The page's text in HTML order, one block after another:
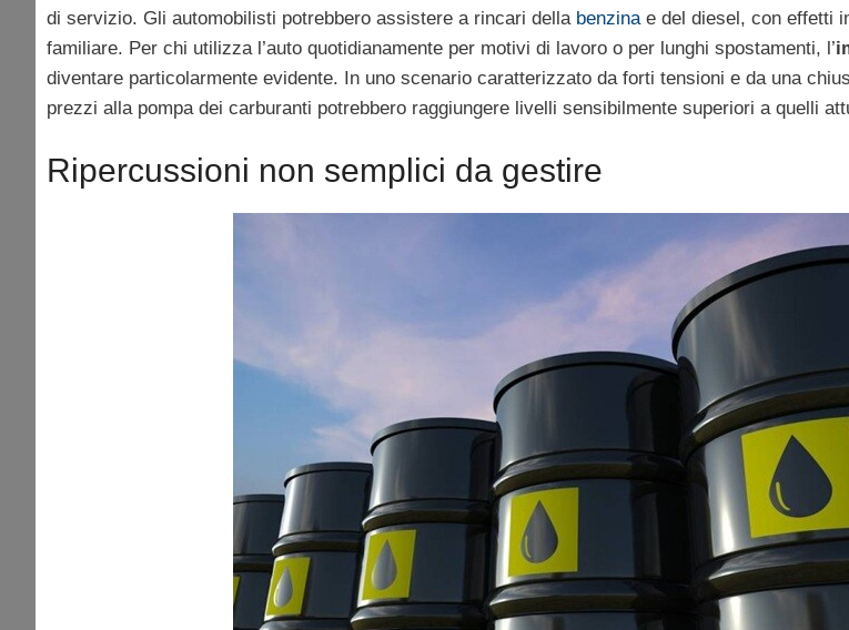
di servizio. Gli automobilisti potrebbero assistere a rincari della benzina e del diesel, con effetti
familiare. Per chi utilizza l’auto quotidianamente per motivi di lavoro o per lunghi spostamenti, l’
diventare particolarmente evidente. In uno scenario caratterizzato da forti tensioni e da una
prezzi alla pompa dei carburanti potrebbero raggiungere livelli sensibilmente superiori a quelli
Ripercussioni non semplici da gestire